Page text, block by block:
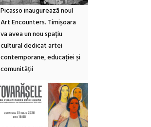
Picasso inaugurează noul
Art Encounters. Timișoara
va avea un nou spațiu
cultural dedicat artei
contemporane, educației și
comunității